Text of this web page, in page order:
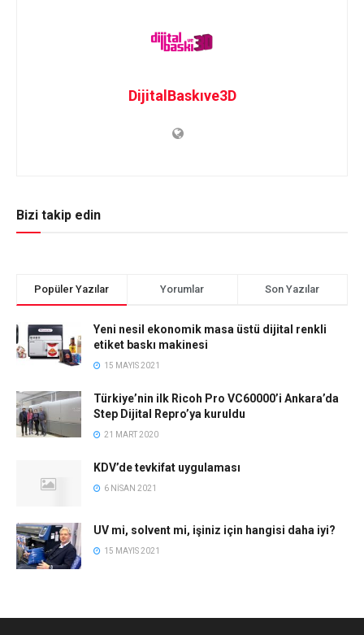
DijitalBaskıve3D
Bizi takip edin
Popüler Yazılar Yorumlar Son Yazılar
Yeni nesil ekonomik masa üstü dijital renkli
etiket baskı makinesi
15 MAYIS 2021
Türkiye’nin ilk Ricoh Pro VC60000’i Ankara’da
Step Dijital Repro’ya kuruldu
21 MART 2020
KDV’de tevkifat uygulaması
6 NISAN 2021
UV mi, solvent mi, işiniz için hangisi daha iyi?
15 MAYIS 2021